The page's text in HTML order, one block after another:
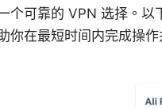
个可靠的 VPN 选择。
你在最短时间内完成操作